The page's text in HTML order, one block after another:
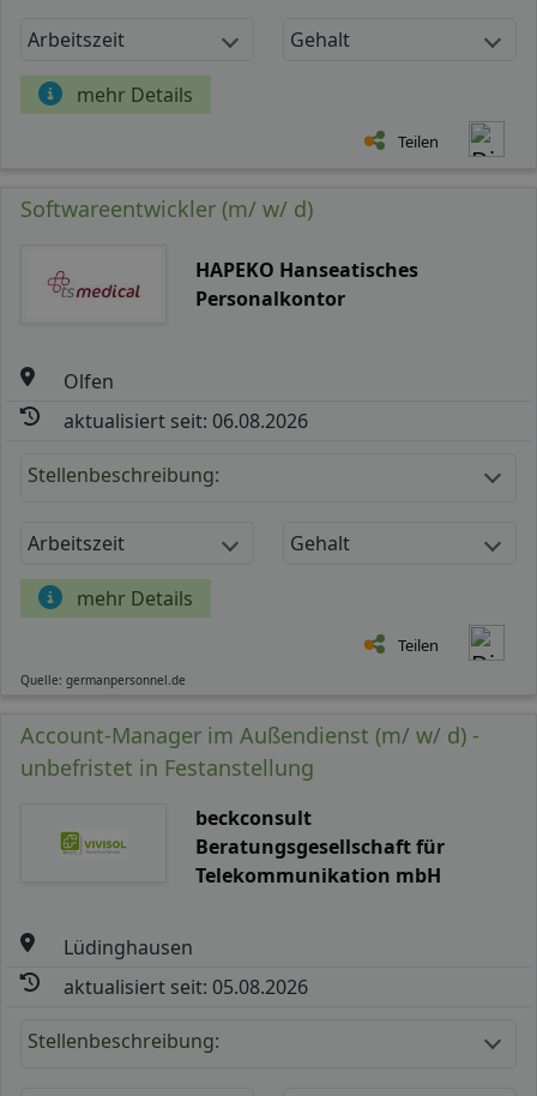
Arbeitszeit Gehalt
mehr Details
Teilen
Softwareentwickler (m/ w/ d)
HAPEKO Hanseatisches
Personalkontor
Olfen
aktualisiert seit: 06.08.2026
Stellenbeschreibung:
Arbeitszeit Gehalt
mehr Details
Teilen
Quelle: germanpersonnel.de
Account-Manager im Außendienst (m/ w/ d) -
unbefristet in Festanstellung
beckconsult
Beratungsgesellschaft für
Telekommunikation mbH
Lüdinghausen
aktualisiert seit: 05.08.2026
Stellenbeschreibung: